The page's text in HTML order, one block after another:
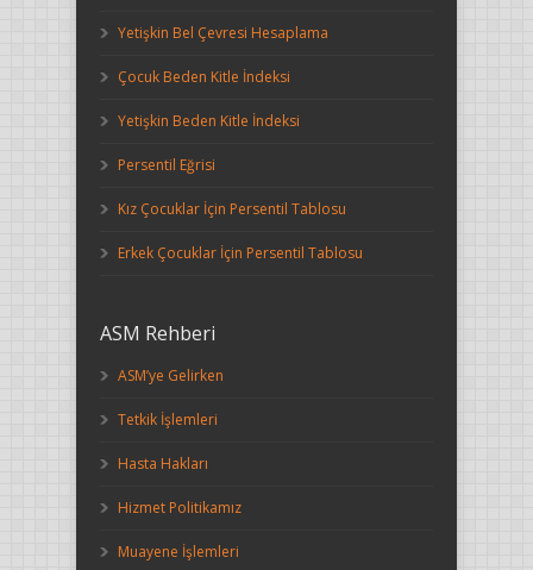
Yetişkin Bel Çevresi Hesaplama
Çocuk Beden Kitle İndeksi
Yetişkin Beden Kitle İndeksi
Persentil Eğrisi
Kız Çocuklar İçin Persentil Tablosu
Erkek Çocuklar İçin Persentil Tablosu
ASM Rehberi
ASM’ye Gelirken
Tetkik İşlemleri
Hasta Hakları
Hizmet Politikamız
Muayene İşlemleri